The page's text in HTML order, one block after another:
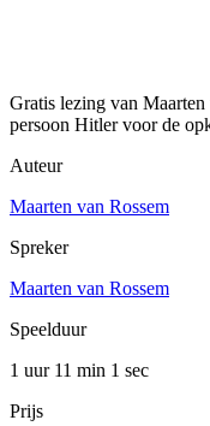
Gratis lezing van
persoon Hitler voor de
Auteur
Maarten van Rossem
Spreker
Maarten van Rossem
Speelduur
1 uur 11 min 1 sec
Prijs